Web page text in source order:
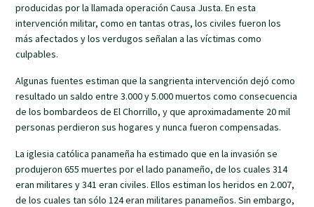
producidas por la llamada operación Causa Justa. En esta
intervención militar, como en tantas otras, los civiles fueron los
más afectados y los verdugos señalan a las víctimas como
culpables.
Algunas fuentes estiman que la sangrienta intervención dejó como
resultado un saldo entre 3.000 y 5.000 muertos como consecuencia
de los bombardeos de El Chorrillo, y que aproximadamente 20 mil
personas perdieron sus hogares y nunca fueron compensadas.
La iglesia católica panameña ha estimado que en la invasión se
produjeron 655 muertes por el lado panameño, de los cuales 314
eran militares y 341 eran civiles. Ellos estiman los heridos en 2.007,
de los cuales tan sólo 124 eran militares panameños. Sin embargo,